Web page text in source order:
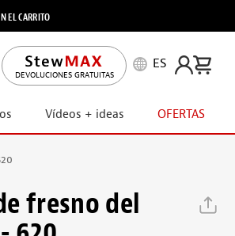
EL CARRITO
DEVOLUCIONES GRATUITAS
ES
Vídeos + ideas OFERTAS
fresno del